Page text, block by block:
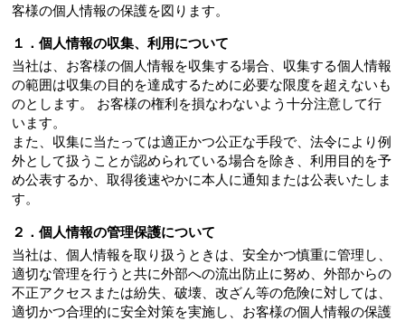
客様の個人情報の保護を図ります。
１．個人情報の収集、利用について
当社は、お客様の個人情報を収集する場合、収集する個人情報
の範囲は収集の目的を達成するために必要な限度を超えないも
のとします。 お客様の権利を損なわないよう十分注意して行
います。
また、収集に当たっては適正かつ公正な手段で、法令により例
外として扱うことが認められている場合を除き、利用目的を予
め公表するか、取得後速やかに本人に通知または公表いたしま
す。
２．個人情報の管理保護について
当社は、個人情報を取り扱うときは、安全かつ慎重に管理し、
適切な管理を行うと共に外部への流出防止に努め、外部からの
不正アクセスまたは紛失、破壊、改ざん等の危険に対しては、
適切かつ合理的に安全対策を実施し、お客様の個人情報の保護